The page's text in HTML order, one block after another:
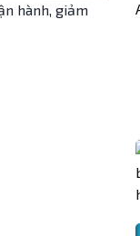
hành, giảm